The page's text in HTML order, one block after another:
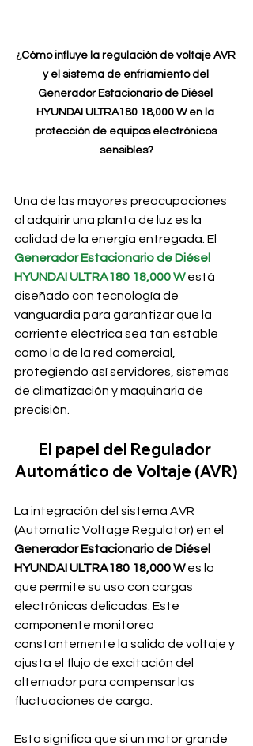
¿Cómo influye la regulación de voltaje AVR
y el sistema de enfriamiento del
Generador Estacionario de Diésel
HYUNDAI ULTRA180 18,000 W en la
protección de equipos electrónicos
sensibles?
Una de las mayores preocupaciones
al adquirir una planta de luz es la
calidad de la energía entregada. El
Generador Estacionario de Diésel
HYUNDAI ULTRA180 18,000 W está
diseñado con tecnología de
vanguardia para garantizar que la
corriente eléctrica sea tan estable
como la de la red comercial,
protegiendo así servidores, sistemas
de climatización y maquinaria de
precisión.
El papel del Regulador
Automático de Voltaje (AVR)
La integración del sistema AVR
(Automatic Voltage Regulator) en el
Generador Estacionario de Diésel
HYUNDAI ULTRA180 18,000 W es lo
que permite su uso con cargas
electrónicas delicadas. Este
componente monitorea
constantemente la salida de voltaje y
ajusta el flujo de excitación del
alternador para compensar las
fluctuaciones de carga.
Esto significa que si un motor grande